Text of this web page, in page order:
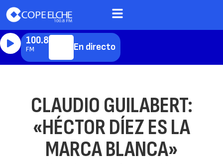
100.8
FM En directo
CLAUDIO GUILABERT:
«HÉCTOR DÍEZ ES LA
MARCA BLANCA»